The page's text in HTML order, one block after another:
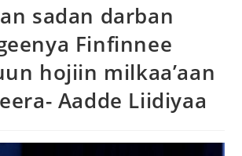
sadan darban
Finfinnee
hojiin milkaa’aan
Aadde Liidiyaa